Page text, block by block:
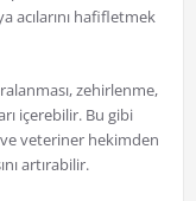
acılarını hafifletmek
zehirlenme,
içerebilir. Bu gibi
veteriner hekimden
artırabilir.